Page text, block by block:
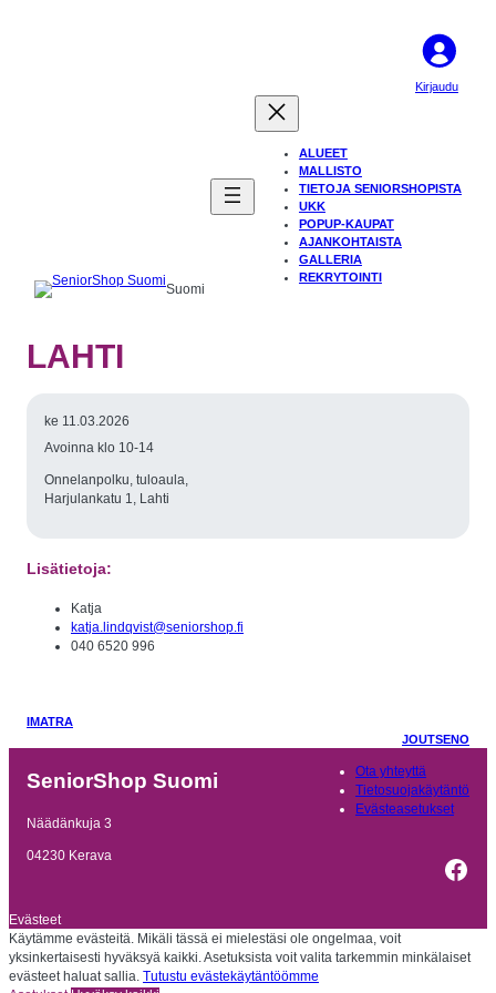
Suomi
Kirjaudu
ALUEET
MALLISTO
TIETOJA SENIORSHOPISTA
UKK
POPUP-KAUPAT
AJANKOHTAISTA
GALLERIA
REKRYTOINTI
LAHTI
ke 11.03.2026
Avoinna klo 10-14
Onnelanpolku, tuloaula,
Harjulankatu 1, Lahti
Lisätietoja:
Katja
katja.lindqvist@seniorshop.fi
040 6520 996
IMATRA
JOUTSENO
SeniorShop Suomi
Näädänkuja 3
04230 Kerava
Ota yhteyttä
Tietosuojakäytäntö
Evästeasetukset
Evästeet
Käytämme evästeitä. Mikäli tässä ei mielestäsi ole ongelmaa, voit
yksinkertaisesti hyväksyä kaikki. Asetuksista voit valita tarkemmin minkälaiset
evästeet haluat sallia. Tutustu evästekäytäntöömme